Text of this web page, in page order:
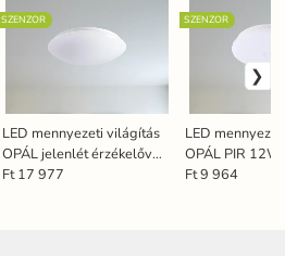
LED mennyezeti világítás
OPÁL jelenlét érzékelőv
12W / SMD /4000K / MS /
SZENZOR
Ft 17 977
LED
OPÁL PIR
PIR - LCL421P
SZENZOR
Ft 9 964